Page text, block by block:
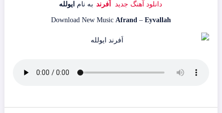
دانلود آهنگ جدید اَفرند به نام ایولله
Download New Music Afrand – Eyvallah